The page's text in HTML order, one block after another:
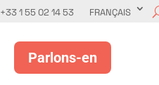
+33 1 55 02 14 53 FRANÇAIS
Parlons-en